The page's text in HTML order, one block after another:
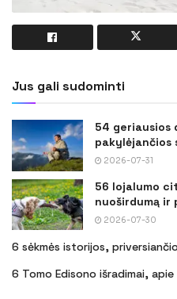
Jus gali sudominti
54 geriausios
pakylėjančios
2026-07-31
56 lojalumo
nuoširdumą ir
2026-07-30
6 sėkmės istorijos,
6 Tomo Edisono išradimai,